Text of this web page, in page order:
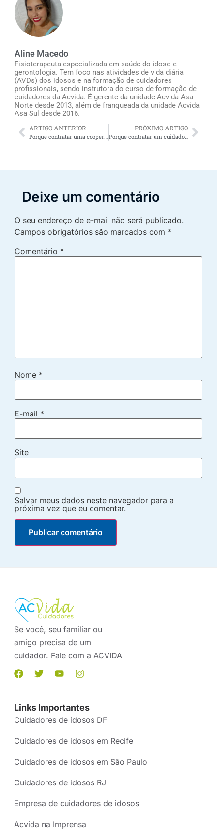
Aline Macedo
Fisioterapeuta especializada em saúde do idoso e
gerontologia. Tem foco nas atividades de vida diária
(AVDs) dos idosos e na formação de cuidadores
profissionais, sendo instrutora do curso de formação de
cuidadores da Acvida. É gerente da unidade Acvida Asa
Norte desde 2013, além de franqueada da unidade Acvida
Asa Sul desde 2016.
ARTIGO ANTERIOR
Porque contratar uma cooperativa de cuidador de idosos em Salvador oferece alívio para os familiares do idoso
PRÓXIMO ARTIGO
Porque contratar um cuidador de idosos Maceió oferece alívio para os familiares do idoso
Deixe um comentário
O seu endereço de e-mail não será publicado.
Campos obrigatórios são marcados com *
Comentário *
Nome *
E-mail *
Site
Salvar meus dados neste navegador para a
próxima vez que eu comentar.
Se você, seu familiar ou
amigo precisa de um
cuidador. Fale com a ACVIDA
Links Importantes
Cuidadores de idosos DF
Cuidadores de idosos em Recife
Cuidadores de idosos em São Paulo
Cuidadores de idosos RJ
Empresa de cuidadores de idosos
Acvida na Imprensa